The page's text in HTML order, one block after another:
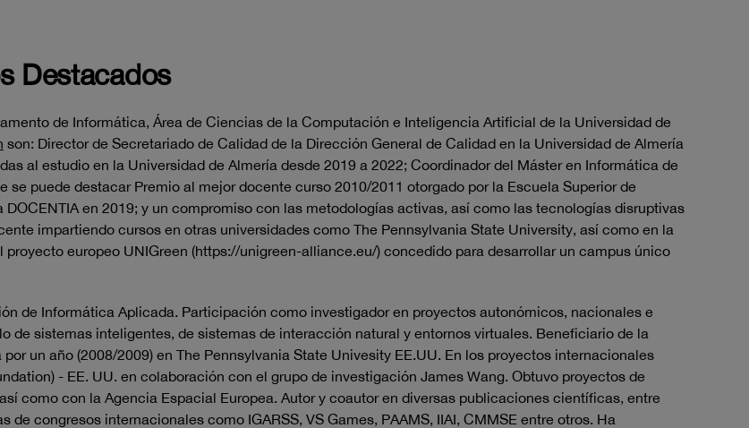
Destacados
de Informática, Área de Ciencias de la Computación e Inteligencia Artificial de la Universidad de
son: Director de Secretariado de Calidad de la Dirección General de Calidad en la Universidad de Almería
al estudio en la Universidad de Almería desde 2019 a 2022; Coordinador del Máster en Informática de
se puede destacar Premio al mejor docente curso 2010/2011 otorgado por la Escuela Superior de
en 2019; y un compromiso con las metodologías activas, así como las tecnologías disruptivas
impartiendo cursos en otras universidades como The Pennsylvania State University, así como en la
europeo UNIGreen (https://unigreen-alliance.eu/) concedido para desarrollar un campus único
de Informática Aplicada. Participación como investigador en proyectos autonómicos, nacionales e
de sistemas inteligentes, de sistemas de interacción natural y entornos virtuales. Beneficiario de la
un año (2008/2009) en The Pennsylvania State Univesity EE.UU. En los proyectos internacionales
- EE. UU. en colaboración con el grupo de investigación James Wang. Obtuvo proyectos de
como con la Agencia Espacial Europea. Autor y coautor en diversas publicaciones científicas, entre
congresos internacionales como IGARSS, VS Games, PAAMS, IIAI, CMMSE entre otros. Ha